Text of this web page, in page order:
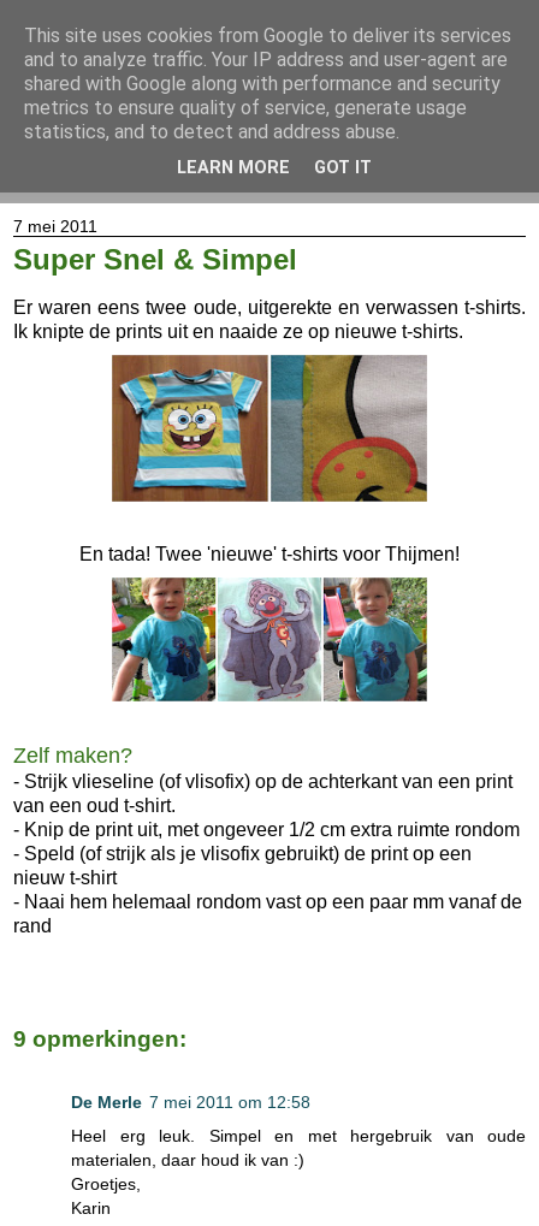
7 mei 2011
Super Snel & Simpel
Er waren eens twee oude, uitgerekte en verwassen t-shirts.
Ik knipte de prints uit en naaide ze op nieuwe t-shirts.
En tada! Twee 'nieuwe' t-shirts voor Thijmen!
Zelf maken?
- Strijk vlieseline (of vlisofix) op de achterkant van een print
van een oud t-shirt.
- Knip de print uit, met ongeveer 1/2 cm extra ruimte rondom
- Speld (of strijk als je vlisofix gebruikt) de print op een
nieuw t-shirt
- Naai hem helemaal rondom vast op een paar mm vanaf de
rand
9 opmerkingen:
De Merle 7 mei 2011 om 12:58
Heel erg leuk. Simpel en met hergebruik van oude
materialen, daar houd ik van :)
Groetjes,
Karin
This site uses cookies from Google to deliver its services
and to analyze traffic. Your IP address and user-agent are
shared with Google along with performance and security
metrics to ensure quality of service, generate usage
statistics, and to detect and address abuse.
LEARN MORE GOT IT